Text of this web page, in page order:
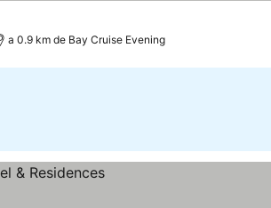
a 0.9 km de Bay Cruise Evening